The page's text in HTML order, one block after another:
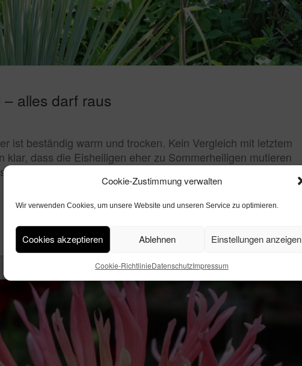
Cookie-Zustimmung verwalten
Wir verwenden Cookies, um unsere Website und unseren Service zu optimieren.
Cookies akzeptieren Ablehnen Einstellungen anzeigen
Cookie-RichtlinieDatenschutzImpressum
– alles darf raus
ist beständig warm und trocken. Kein Vergleich mit letztem
klar, dass die Eisheiligen eher zu Sommerheiligen mutieren
Entsprechend liegen die Nachttemperaturen im